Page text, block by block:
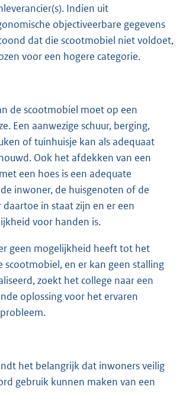
Indien uit
objectiveerbare gegevens
dat die scootmobiel niet voldoet,
voor een hogere categorie.
de scootmobiel moet op een
Een aanwezige schuur, berging,
of tuinhuisje kan als adequaat
Ook het afdekken van een
een hoes is een adequate
inwoner, de huisgenoten of de
in staat zijn en er een
voor handen is.
geen mogelijkheid heeft tot het
scootmobiel, en er kan geen stalling
zoekt het college naar een
oplossing voor het ervaren
het belangrijk dat inwoners veilig
gebruik kunnen maken van een